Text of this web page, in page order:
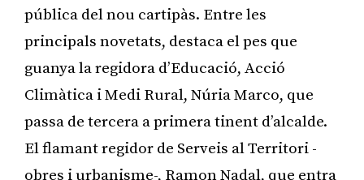
pública del nou cartipàs. Entre les
principals novetats, destaca el pes que
guanya la regidora d’Educació, Acció
Climàtica i Medi Rural, Núria Marco, que
passa de tercera a primera tinent d’alcalde.
El flamant regidor de Serveis al Territori -
obres i urbanisme-, Ramon Nadal, que entra